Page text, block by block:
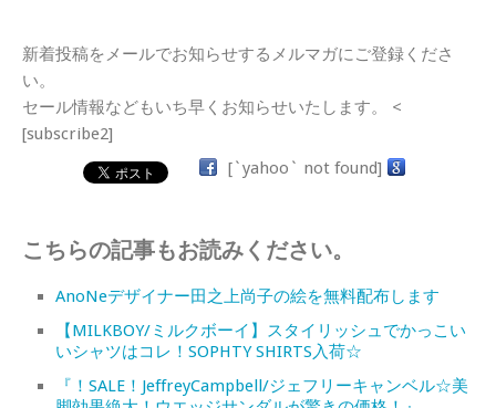
新着投稿をメールでお知らせするメルマガにご登録くださ
い。
セール情報などもいち早くお知らせいたします。 <
[subscribe2]
[`yahoo` not found]
こちらの記事もお読みください。
AnoNeデザイナー田之上尚子の絵を無料配布します
【MILKBOY/ミルクボーイ】スタイリッシュでかっこい
いシャツはコレ！SOPHTY SHIRTS入荷☆
『！SALE！JeffreyCampbell/ジェフリーキャンベル☆美